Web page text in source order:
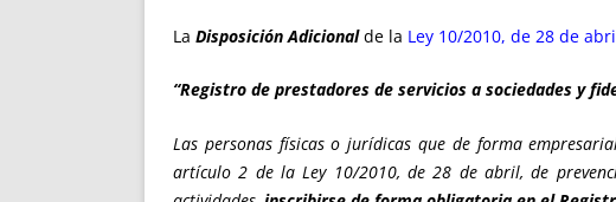
La Disposición Adicionalde la Ley 10/2010, de 28 de
“Registro de prestadores de servicios a sociedades y
Las personas físicas o jurídicas que de forma
artículo 2 de la Ley 10/2010, de 28 de abril, de